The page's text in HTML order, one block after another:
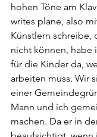
hohen Töne am
writes plane, also
Künstlern schreibe,
nicht können, habe
für die Kinder da,
arbeiten muss. Wir
einer
Mann und ich
machen. Da er in